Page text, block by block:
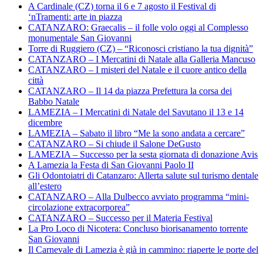
A Cardinale (CZ) torna il 6 e 7 agosto il Festival di
‘nTramenti: arte in piazza
CATANZARO: Graecalis – il folle volo oggi al Complesso
monumentale San Giovanni
Torre di Ruggiero (CZ) – “Riconosci cristiano la tua dignità”
CATANZARO – I Mercatini di Natale alla Galleria Mancuso
CATANZARO – I misteri del Natale e il cuore antico della
città
CATANZARO – Il 14 da piazza Prefettura la corsa dei
Babbo Natale
LAMEZIA – I Mercatini di Natale del Savutano il 13 e 14
dicembre
LAMEZIA – Sabato il libro “Me la sono andata a cercare”
CATANZARO – Si chiude il Salone DeGusto
LAMEZIA – Successo per la sesta giornata di donazione Avis
A Lamezia la Festa di San Giovanni Paolo II
Gli Odontoiatri di Catanzaro: Allerta salute sul turismo dentale
all’estero
CATANZARO – Alla Dulbecco avviato programma “mini-
circolazione extracorporea”
CATANZARO – Successo per il Materia Festival
La Pro Loco di Nicotera: Concluso biorisanamento torrente
San Giovanni
Il Carnevale di Lamezia è già in cammino: riaperte le porte del